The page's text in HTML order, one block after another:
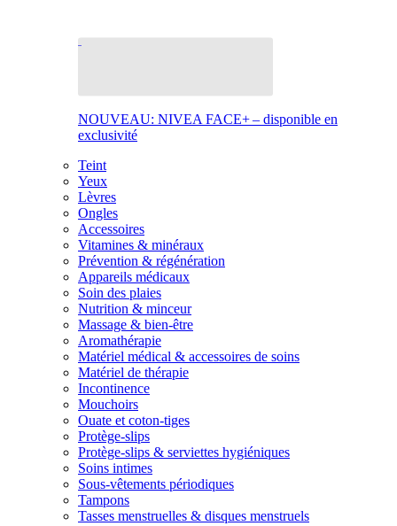
NOUVEAU: NIVEA FACE+ – disponible en
exclusivité
Teint
Yeux
Lèvres
Ongles
Accessoires
Vitamines & minéraux
Prévention & régénération
Appareils médicaux
Soin des plaies
Nutrition & minceur
Massage & bien-être
Aromathérapie
Matériel médical & accessoires de soins
Matériel de thérapie
Incontinence
Mouchoirs
Ouate et coton-tiges
Protège-slips
Protège-slips & serviettes hygiéniques
Soins intimes
Sous-vêtements périodiques
Tampons
Tasses menstruelles & disques menstruels